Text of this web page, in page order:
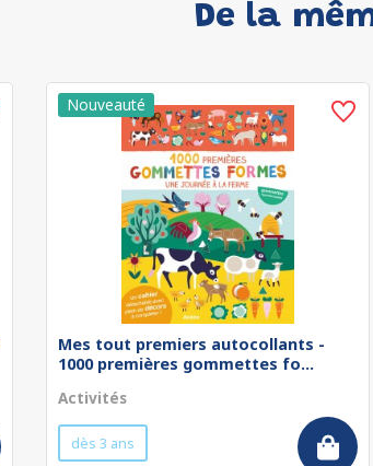
De la
Mes tout premiers autocollants -
1000 premières gommettes fo...
Activités
dès 3 ans